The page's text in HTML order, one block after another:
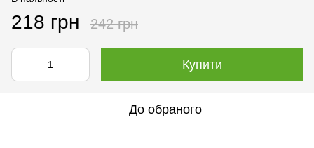
218 грн 242 грн
Купити
До обраного